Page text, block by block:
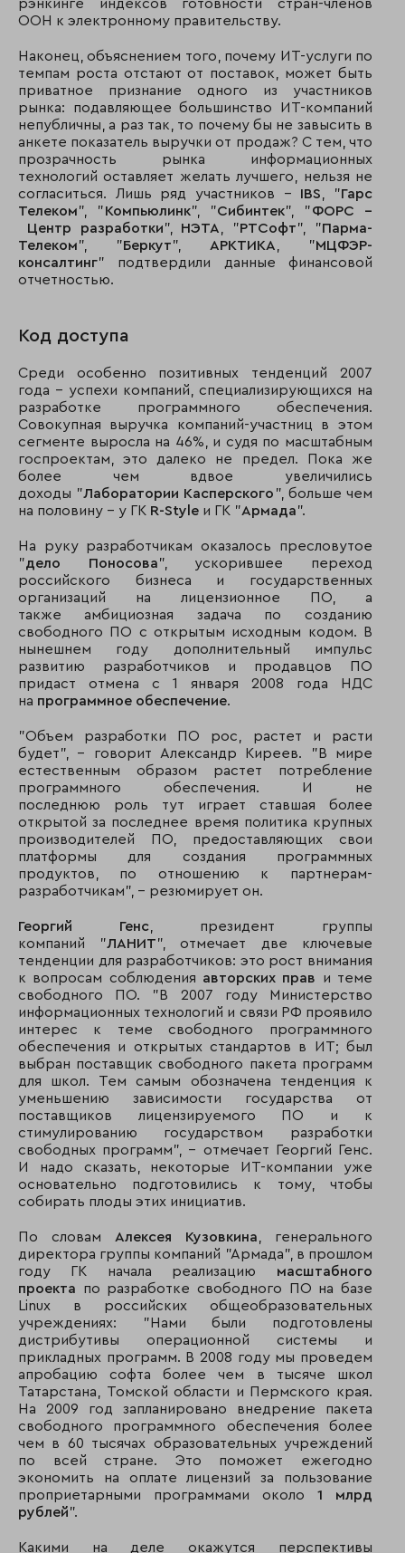
рэнкинге индексов готовности стран-членов
ООН к электронному правительству.
Наконец, объяснением того, почему ИТ-услуги по
темпам роста отстают от поставок, может быть
приватное признание одного из участников
рынка: подавляющее большинство ИТ-компаний
непубличны, а раз так, то почему бы не завысить в
анкете показатель выручки от продаж? С тем, что
прозрачность рынка информационных
технологий оставляет желать лучшего, нельзя не
согласиться. Лишь ряд участников – IBS , "Гарс
Телеком", "Компьюлинк", "Сибинтек", "ФОРС –
Центр разработки", НЭТА , "РТСофт", "Парма-
Телеком", "Беркут", АРКТИКА , "МЦФЭР-
консалтинг" подтвердили данные финансовой
отчетностью.
Код доступа
Среди особенно позитивных тенденций 2007
года – успехи компаний, специализирующихся на
разработке программного обеспечения.
Совокупная выручка компаний-участниц в этом
сегменте выросла на 46%, и судя по масштабным
госпроектам, это далеко не предел. Пока же
более чем вдвое увеличились
доходы "Лаборатории Касперского ", больше чем
на половину – у ГК R-Style и ГК "Армада".
На руку разработчикам оказалось пресловутое
"дело Поносова", ускорившее переход
российского бизнеса и государственных
организаций на лицензионное ПО, а
также амбициозная задача по созданию
свободного ПО с открытым исходным кодом. В
нынешнем году дополнительный импульс
развитию разработчиков и продавцов ПО
придаст отмена с 1 января 2008 года НДС
на программное обеспечение.
"Объем разработки ПО рос, растет и расти
будет", - говорит Александр Киреев. "В мире
естественным образом растет потребление
программного обеспечения. И не
последнюю роль тут играет ставшая более
открытой за последнее время политика крупных
производителей ПО, предоставляющих свои
платформы для создания программных
продуктов, по отношению к партнерам-
разработчикам", – резюмирует он.
Георгий Генс , президент группы
компаний "ЛАНИТ", отмечает две ключевые
тенденции для разработчиков: это рост внимания
к вопросам соблюдения авторских прав и теме
свободного ПО. "В 2007 году Министерство
информационных технологий и связи РФ проявило
интерес к теме свободного программного
обеспечения и открытых стандартов в ИТ; был
выбран поставщик свободного пакета программ
для школ. Тем самым обозначена тенденция к
уменьшению зависимости государства от
поставщиков лицензируемого ПО и к
стимулированию государством разработки
свободных программ", – отмечает Георгий Генс.
И надо сказать, некоторые ИТ-компании уже
основательно подготовились к тому, чтобы
собирать плоды этих инициатив.
По словам Алексея Кузовкина , генерального
директора группы компаний "Армада", в прошлом
году ГК начала реализацию масштабного
проекта по разработке свободного ПО на базе
Linux в российских общеобразовательных
учреждениях: "Нами были подготовлены
дистрибутивы операционной системы и
прикладных программ. В 2008 году мы проведем
апробацию софта более чем в тысяче школ
Татарстана, Томской области и Пермского края.
На 2009 год запланировано внедрение пакета
свободного программного обеспечения более
чем в 60 тысячах образовательных учреждений
по всей стране. Это поможет ежегодно
экономить на оплате лицензий за пользование
проприетарными программами около 1 млрд
рублей".
Какими на деле окажутся перспективы